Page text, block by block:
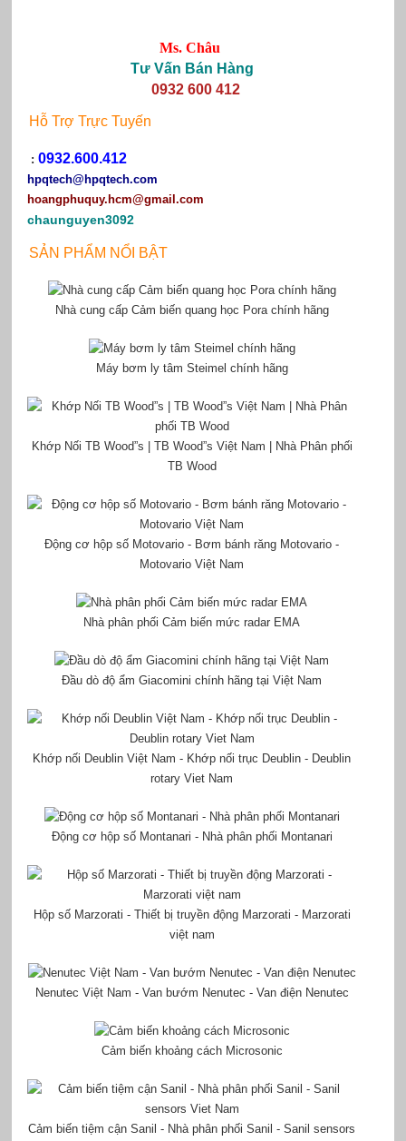
Ms. Châu
Tư Vấn Bán Hàng
0932 600 412
Hỗ Trợ Trực Tuyến
: 0932.600.412
hpqtech@hpqtech.com
hoangphuquy.hcm@gmail.com
chaunguyen3092
SẢN PHẨM NỔI BẬT
Nhà cung cấp Cảm biến quang học Pora chính hãng
Máy bơm ly tâm Steimel chính hãng
Khớp Nối TB Wood”s | TB Wood”s Việt Nam | Nhà Phân phối
TB Wood
Động cơ hộp số Motovario - Bơm bánh răng Motovario -
Motovario Việt Nam
Nhà phân phối Cảm biến mức radar EMA
Đầu dò độ ẩm Giacomini chính hãng tại Việt Nam
Khớp nối Deublin Việt Nam - Khớp nối trục Deublin - Deublin
rotary Viet Nam
Động cơ hộp số Montanari - Nhà phân phối Montanari
Hộp số Marzorati - Thiết bị truyền động Marzorati - Marzorati
việt nam
Nenutec Việt Nam - Van bướm Nenutec - Van điện Nenutec
Cảm biến khoảng cách Microsonic
Cảm biến tiệm cận Sanil - Nhà phân phối Sanil - Sanil sensors